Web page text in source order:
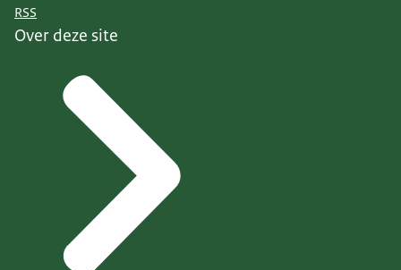
RSS
Over deze site